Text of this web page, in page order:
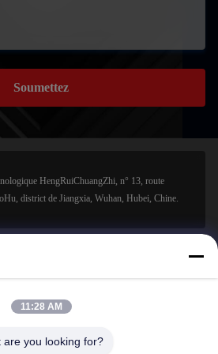
Soumettez
HengRuiChuangZhi, n° 13, route
district de Jiangxia, Wuhan, Hubei, Chine.
11:28 AM
are you looking for?